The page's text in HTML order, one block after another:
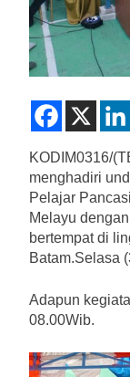
KODIM0316/
menghadiri
Pelajar
Melayu
bertempat di
Batam.Selasa
Adapun
08.00Wib.